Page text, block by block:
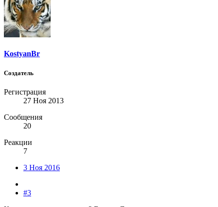
KostyanBr
Создатель
Регистрация
27 Ноя 2013
Сообщения
20
Реакции
7
3 Ноя 2016
#3